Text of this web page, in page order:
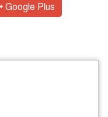
Google Plus